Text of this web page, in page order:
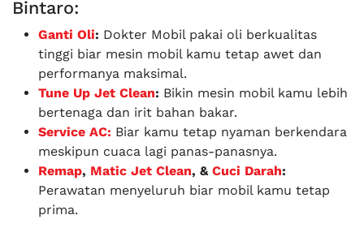
Bintaro:
Ganti Oli: Dokter Mobil pakai oli berkualitas
tinggi biar mesin mobil kamu tetap awet dan
performanya maksimal.
Tune Up Jet Clean: Bikin mesin mobil kamu lebih
bertenaga dan irit bahan bakar.
Service AC: Biar kamu tetap nyaman berkendara
meskipun cuaca lagi panas-panasnya.
Remap, Matic Jet Clean, & Cuci Darah:
Perawatan menyeluruh biar mobil kamu tetap
prima.